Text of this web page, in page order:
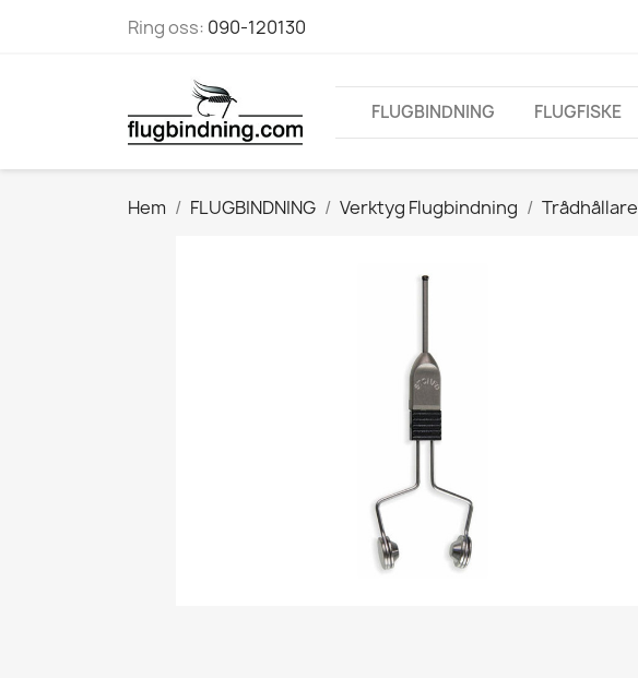
Ring oss: 090-120130
FLUGBINDNING FLUGFISKE
Hem FLUGBINDNING Verktyg Flugbindning Trådhållare